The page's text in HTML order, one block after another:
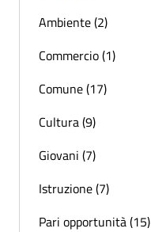
Ambiente (2)
Commercio (1)
Comune (17)
Cultura (9)
Giovani (7)
Istruzione (7)
Pari opportunità (15)